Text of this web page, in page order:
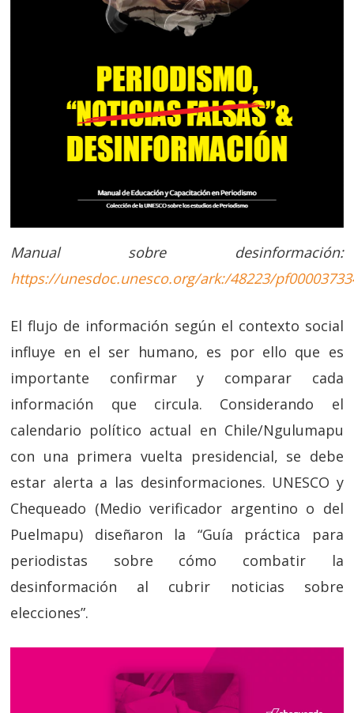
Manual sobre desinformación:
https://unesdoc.unesco.org/ark:/48223/
El flujo de información según el contexto social
influye en el ser humano, es por ello que es
importante confirmar y comparar cada
información que circula. Considerando el
calendario político actual en Chile/Ngulumapu
con una primera vuelta presidencial, se debe
estar alerta a las desinformaciones. UNESCO y
Chequeado (Medio verificador argentino o del
Puelmapu) diseñaron la “Guía práctica para
periodistas sobre cómo combatir la
desinformación al cubrir noticias sobre
elecciones”.